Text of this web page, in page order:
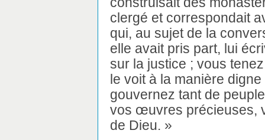
clergé et correspondait
qui, au sujet de la
elle avait pris part, lui
sur la justice ; vous
le voit à la manière
gouvernez tant de
vos œuvres précieuses,
de Dieu. »